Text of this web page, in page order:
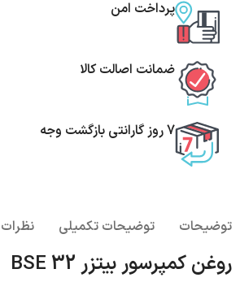
پرداخت امن
ضمانت اصالت کالا
7 روز گارانتی بازگشت وجه
توضیحات توضیحات تکمیلی نظرات
روغن کمپرسور بیتزر BSE 32